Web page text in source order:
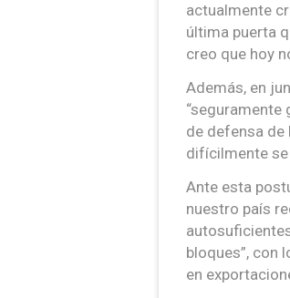
actualmente
última puerta
creo que hoy
Además, en
“seguramente
de defensa de
difícilmente
Ante esta
nuestro país
bloques”, con
en